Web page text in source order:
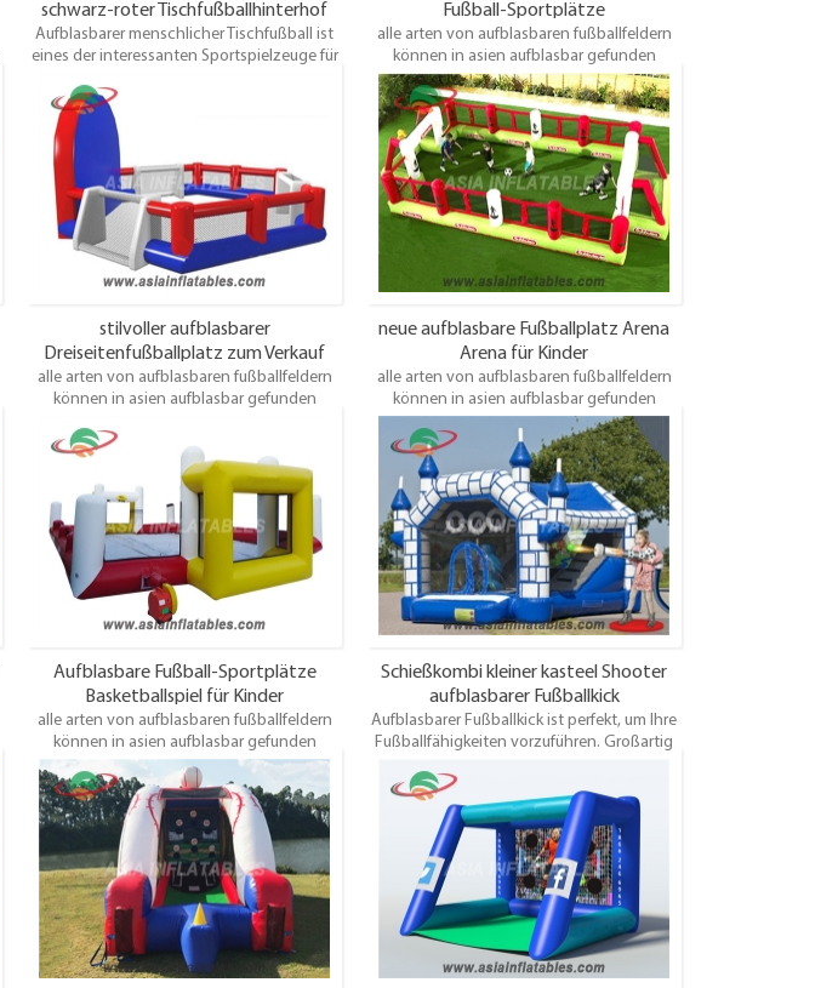
schwarz-roter Tischfußballhinterhof
Aufblasbarer menschlicher Tischfußball ist
eines der interessanten Sportspielzeuge für
sondern auch für Erwachsene. Wir verkaufen
auch aufblasbare Kletterwand, aufblasbaren
Fußballkick, aufblasbares Basketballspiel,
aufblasbaren Schlauchhockey, der zum
Spaß sehr aufregend ist.
Fußball-Sportplätze
alle arten von aufblasbaren fußballfeldern
können in asien aufblasbar gefunden
werden. Einige sind groß, einige sind klein,
einige sind für die Unterhaltung im Freien
geeignet, einige sind für den Gartenspaß
geeignet, einige können im Haus verwendet
werden, einige sind für Erwachsene, einige
sind für Kinder. Egal welches Fußballfeld Sie
benötigen, Asia bietet Ihnen die besten
Produkte und Dienstleistungen.
stilvoller aufblasbarer
Dreiseitenfußballplatz zum Verkauf
alle arten von aufblasbaren fußballfeldern
können in asien aufblasbar gefunden
einige sind für die Unterhaltung im Freien
geeignet, einige sind für den Gartenspaß
geeignet, einige können im Haus verwendet
werden, einige sind für Erwachsene, einige
sind für Kinder. Egal welches Fußballfeld Sie
benötigen, Asia bietet Ihnen die besten
Produkte und Dienstleistungen.
neue aufblasbare Fußballplatz Arena
Arena für Kinder
alle arten von aufblasbaren fußballfeldern
können in asien aufblasbar gefunden
werden. Einige sind groß, einige sind klein,
einige sind für die Unterhaltung im Freien
geeignet, einige sind für den Gartenspaß
geeignet, einige können im Haus verwendet
werden, einige sind für Erwachsene, einige
sind für Kinder. Egal welches Fußballfeld Sie
benötigen, Asia bietet Ihnen die besten
Produkte und Dienstleistungen.
Aufblasbare Fußball-Sportplätze
Basketballspiel für Kinder
alle arten von aufblasbaren fußballfeldern
können in asien aufblasbar gefunden
werden. Einige sind groß, einige sind klein,
einige sind für die Unterhaltung im Freien
geeignet, einige sind für den Gartenspaß
geeignet, einige können im Haus verwendet
werden, einige sind für Erwachsene, einige
sind für Kinder. Egal welches Fußballfeld Sie
benötigen, Asia bietet Ihnen die besten
Produkte und Dienstleistungen.
Schießkombi kleiner kasteel Shooter
aufblasbarer Fußballkick
Aufblasbarer Fußballkick ist perfekt, um Ihre
Fußballfähigkeiten vorzuführen. Großartig
eigenen Farben und Kunstwerke! Wird
komplett mit elektrischem Gebläse und
Ankerpfählen geliefert und ein Test /
Sicherheitszertifikat. Dieses aufblasbare
Fußballtor ist für jedes Alter geeignet und
macht großen Spaß.